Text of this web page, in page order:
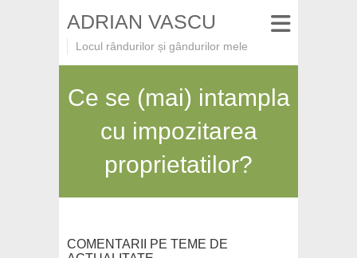
ADRIAN VASCU
Locul rândurilor și gândurilor mele
Ce se (mai) intampla
cu impozitarea
proprietatilor?
COMENTARII PE TEME DE